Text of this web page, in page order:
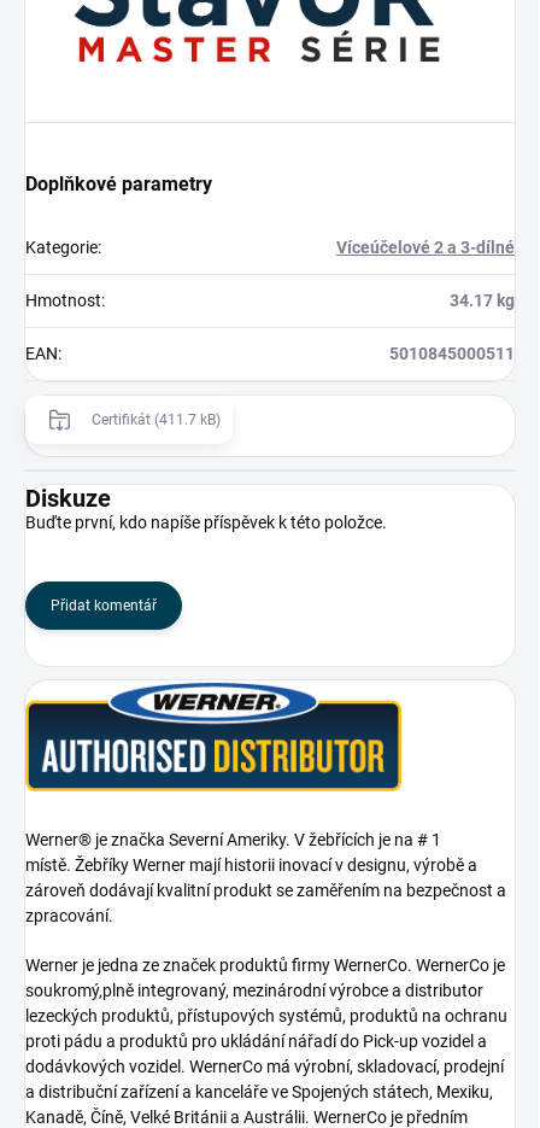
Doplňkové parametry
Kategorie: Víceúčelové 2 a 3-dílné
Hmotnost: 34.17 kg
EAN: 5010845000511
Certifikát (411.7 kB)
Diskuze
Buďte první, kdo napíše příspěvek k této položce.
Přidat komentář
Werner® je značka Severní Ameriky. V žebřících je na # 1
místě. Žebříky Werner mají historii inovací v designu, výrobě a
zároveň dodávají kvalitní produkt se zaměřením na bezpečnost a
zpracování.
Werner je jedna ze značek produktů firmy WernerCo. WernerCo je
soukromý,plně integrovaný, mezinárodní výrobce a distributor
lezeckých produktů, přístupových systémů, produktů na ochranu
proti pádu a produktů pro ukládání nářadí do Pick-up vozidel a
dodávkových vozidel. WernerCo má výrobní, skladovací, prodejní
a distribuční zařízení a kanceláře ve Spojených státech, Mexiku,
Kanadě, Číně, Velké Británii a Austrálii. WernerCo je předním